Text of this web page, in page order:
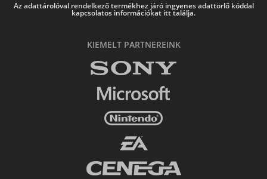
Az adattárolóval rendelkező termékhez járó ingyenes adattörlő kóddal
kapcsolatos információkat itt találja.
KIEMELT PARTNEREINK